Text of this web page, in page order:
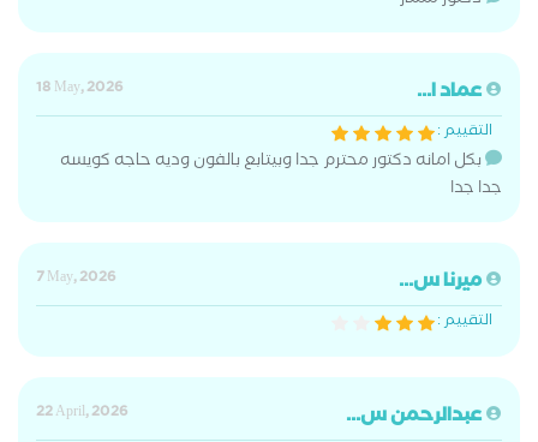
عماد ا...
18 May, 2026
التقييم :
بكل امانه دكتور محترم جدا وبيتابع بالفون وديه حاجه كويسه
جدا جدا
ميرنا س...
7 May, 2026
التقييم :
عبدالرحمن س...
22 April, 2026